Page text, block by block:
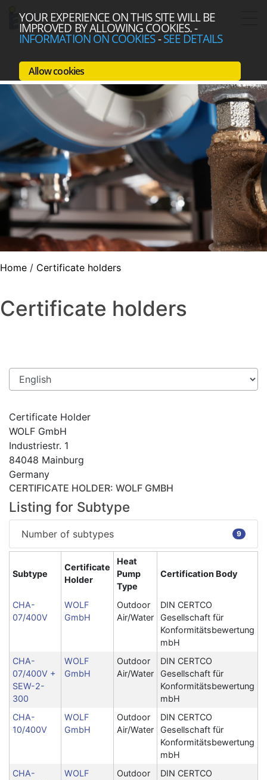
YOUR EXPERIENCE ON THIS SITE WILL BE
IMPROVED BY ALLOWING COOKIES.-
INFORMATION ON COOKIES-SEE DETAILS
Allow cookies
Home / Certificate holders
Certificate holders
Certificate Holder
WOLF GmbH
Industriestr. 1
84048 Mainburg
Germany
CERTIFICATE HOLDER: WOLF GMBH
Listing for Subtype
Number of subtypes 9
Subtype
Certificate
Holder
Heat
Pump
Type
Certification Body
CHA-
07/400V
WOLF
GmbH
Outdoor
Air/Water
DIN CERTCO
Gesellschaft für
Konformitätsbewertung
mbH
CHA-
07/400V +
SEW-2-
300
WOLF
GmbH
Outdoor
Air/Water
DIN CERTCO
Gesellschaft für
Konformitätsbewertung
mbH
CHA-
10/400V
WOLF
GmbH
Outdoor
Air/Water
DIN CERTCO
Gesellschaft für
Konformitätsbewertung
mbH
CHA-
WOLF
Outdoor
DIN CERTCO